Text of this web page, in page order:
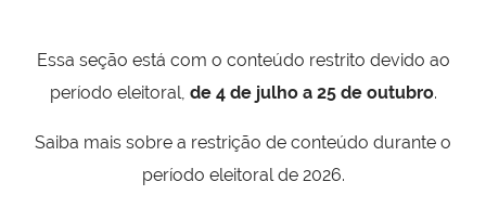
Essa seção está com o conteúdo restrito devido ao
período eleitoral, de 4 de julho a 25 de outubro.
Saiba mais sobre a restrição de conteúdo durante o
período eleitoral de 2026.